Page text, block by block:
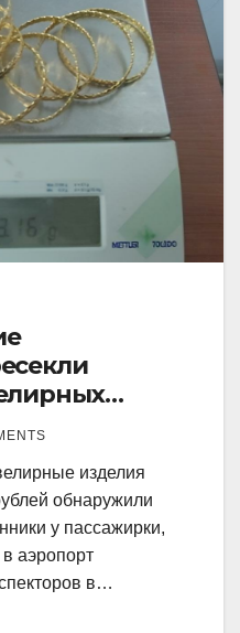
изделия
обнаружили
у пассажирки,
аэропорт
в…